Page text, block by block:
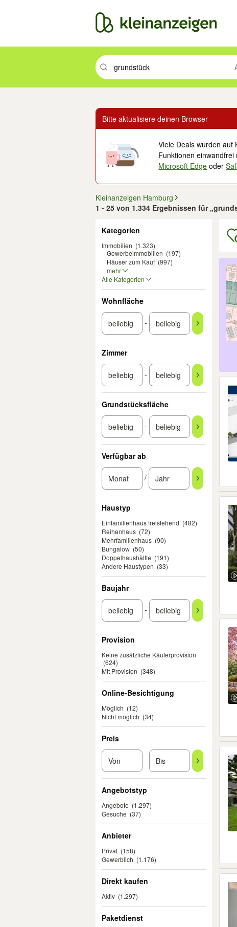
Suchbegriff eingeben. Eingabetaste
Bitte aktualisiere deinen Browser
Viele Deals wurden auf
Funktionen
Microsoft Edge oder
Kleinanzeigen Hamburg
1 - 25 von 1.334 Ergebnissen für
Kategorien
Immobilien (1.323)
Gewerbeimmobilien (197)
Häuser zum Kauf (997)
mehr
Alle Kategorien
Wohnfläche
-
Zimmer
-
Grundstücksfläche
-
Verfügbar ab
/
Haustyp
Einfamilienhaus freistehend (482)
Reihenhaus (72)
Mehrfamilienhaus (90)
Bungalow (50)
Doppelhaushälfte (191)
Andere Haustypen (33)
Baujahr
-
Provision
Keine zusätzliche Käuferprovision
(624)
Mit Provision (348)
Online-Besichtigung
Möglich (12)
Nicht möglich (34)
Preis
-
Angebotstyp
Angebote (1.297)
Gesuche (37)
Anbieter
Privat (158)
Gewerblich (1.176)
Direkt kaufen
Aktiv (1.297)
Paketdienst